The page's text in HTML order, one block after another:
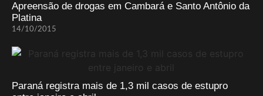
Apreensão de drogas em Cambará e Santo Antônio da
Platina
14/10/2015
Paraná registra mais de 1,3 mil casos de estupro